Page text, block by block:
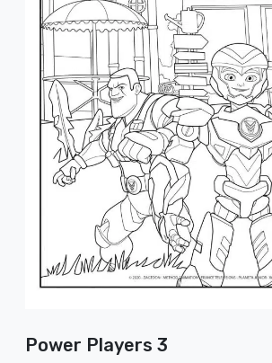
Power Players 3